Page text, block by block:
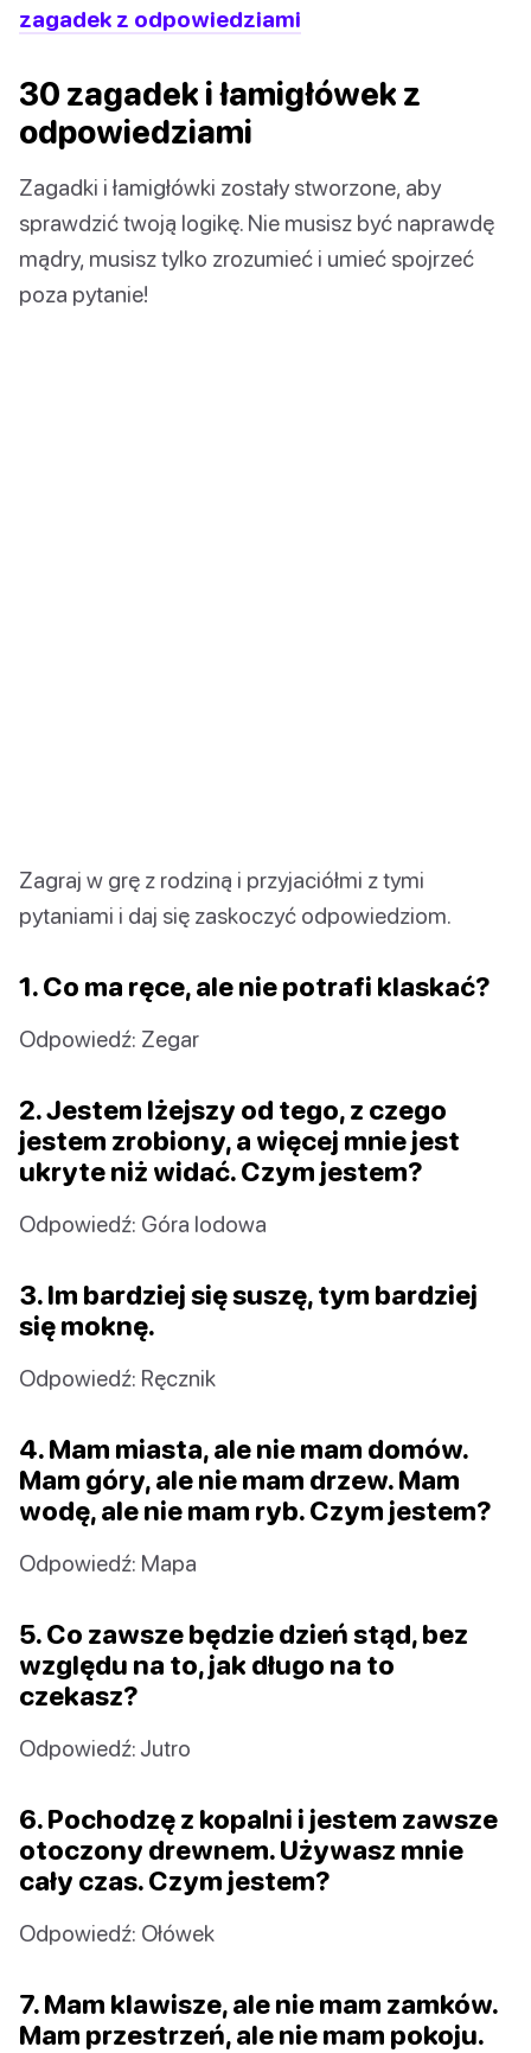
zagadek z odpowiedziami
30 zagadek i łamigłówek z
odpowiedziami
Zagadki i łamigłówki zostały stworzone, aby
sprawdzić twoją logikę. Nie musisz być naprawdę
mądry, musisz tylko zrozumieć i umieć spojrzeć
poza pytanie!
Zagraj w grę z rodziną i przyjaciółmi z tymi
pytaniami i daj się zaskoczyć odpowiedziom.
1. Co ma ręce, ale nie potrafi klaskać?
Odpowiedź: Zegar
2. Jestem lżejszy od tego, z czego
jestem zrobiony, a więcej mnie jest
ukryte niż widać. Czym jestem?
Odpowiedź: Góra lodowa
3. Im bardziej się suszę, tym bardziej
się moknę.
Odpowiedź: Ręcznik
4. Mam miasta, ale nie mam domów.
Mam góry, ale nie mam drzew. Mam
wodę, ale nie mam ryb. Czym jestem?
Odpowiedź: Mapa
5. Co zawsze będzie dzień stąd, bez
względu na to, jak długo na to
czekasz?
Odpowiedź: Jutro
6. Pochodzę z kopalni i jestem zawsze
otoczony drewnem. Używasz mnie
cały czas. Czym jestem?
Odpowiedź: Ołówek
7. Mam klawisze, ale nie mam zamków.
Mam przestrzeń, ale nie mam pokoju.